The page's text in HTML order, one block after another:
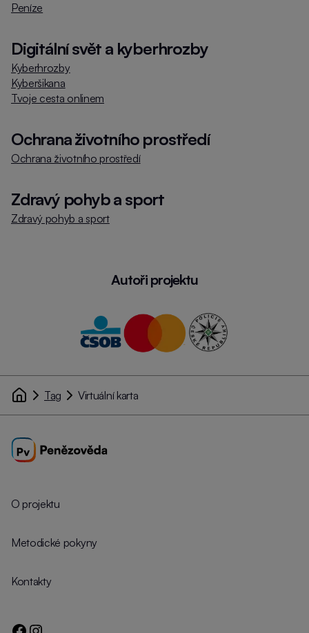
Peníze
Digitální svět a kyberhrozby
Kyberhrozby
Kyberšikana
Tvoje cesta onlinem
Ochrana životního prostředí
Ochrana životního prostředí
Zdravý pohyb a sport
Zdravý pohyb a sport
Autoři projektu
Tag Virtuální karta
O projektu
Metodické pokyny
Kontakty